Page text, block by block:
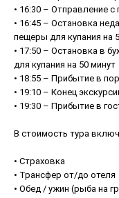
• 16:30 – Отправление
• 16:45 – Остановка
пещеры для купания на
• 17:50 – Остановка в
для купания на 50 минут
• 18:55 – Прибытие в
• 19:10 – Конец
• 19:30 – Прибытие в
В стоимость тура
• Страховка
• Трансфер от/до отеля
• Обед / ужин (рыба на